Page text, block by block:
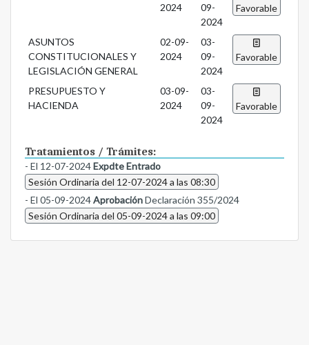
2024
09-
2024
Favorable
ASUNTOS
CONSTITUCIONALES Y
LEGISLACIÓN GENERAL
02-09-
2024
03-
09-
2024
Favorable
PRESUPUESTO Y
HACIENDA
03-09-
2024
03-
09-
2024
Favorable
Tratamientos / Trámites:
- El 12-07-2024Expdte Entrado
Sesión Ordinaria del 12-07-2024 a las 08:30
- El 05-09-2024AprobaciónDeclaración 355/2024
Sesión Ordinaria del 05-09-2024 a las 09:00